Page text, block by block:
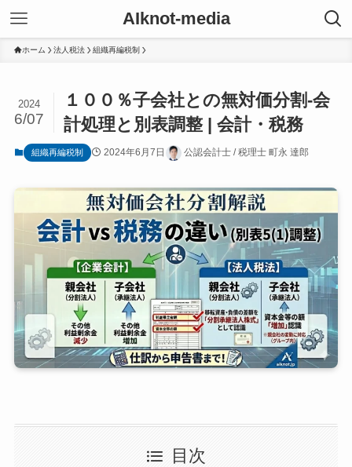
AIknot-media
ホーム 法人税法 組織再編税制
１００％子会社との無対価分割‐会
計処理と別表調整 | 会計・税務
2024
6/07
組織再編税制 2024年6月7日 公認会計士 / 税理士 町永 達郎
目次